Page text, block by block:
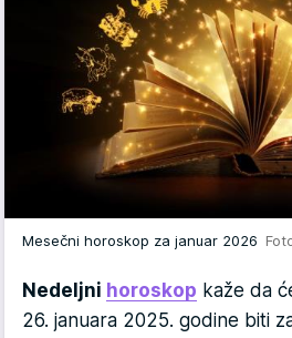
Mesečni horoskop za januar 2026
Nedeljni horoskop kaže da
26. januara 2025. godine biti